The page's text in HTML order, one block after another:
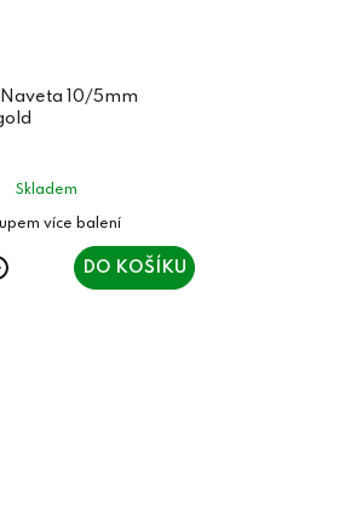
10/5mm
Skladem
DO KOŠÍKU